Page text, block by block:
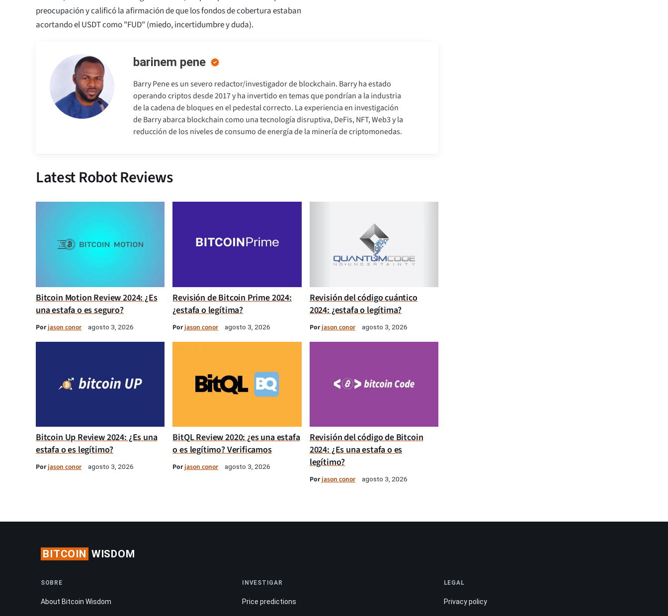
preocupación y calificó la afirmación de que los fondos de cobertura estaban
acortando el USDT como "FUD" (miedo, incertidumbre y duda).
barinem pene
Barry Pene es un severo redactor/investigador de blockchain. Barry ha estado
operando criptos desde 2017 y ha invertido en temas que pondrían a la industria
de la cadena de bloques en el pedestal correcto. La experiencia en investigación
de Barry abarca blockchain como una tecnología disruptiva, DeFis, NFT, Web3 y la
reducción de los niveles de consumo de energía de la minería de criptomonedas.
Latest Robot Reviews
Bitcoin Motion Review 2024: ¿Es
una estafa o es seguro?
Porjason conor agosto 3, 2026
Revisión de Bitcoin Prime 2024:
¿estafa o legítima?
Porjason conor agosto 3, 2026
Revisión del código cuántico
2024: ¿estafa o legítima?
Porjason conor agosto 3, 2026
Bitcoin Up Review 2024: ¿Es una
estafa o es legítimo?
Porjason conor agosto 3, 2026
BitQL Review 2020: ¿es una estafa
o es legítimo? Verificamos
Porjason conor agosto 3, 2026
Revisión del código de Bitcoin
2024: ¿Es una estafa o es
legítimo?
Porjason conor agosto 3, 2026
BITCOIN WISDOM
SOBRE
About Bitcoin Wisdom
INVESTIGAR
Price predictions
LEGAL
Privacy policy